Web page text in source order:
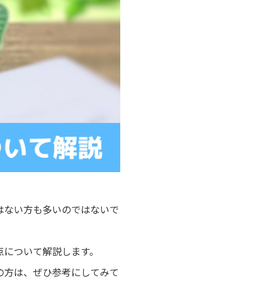
い方も多いのではないで
ついて解説します。
は、ぜひ参考にしてみて